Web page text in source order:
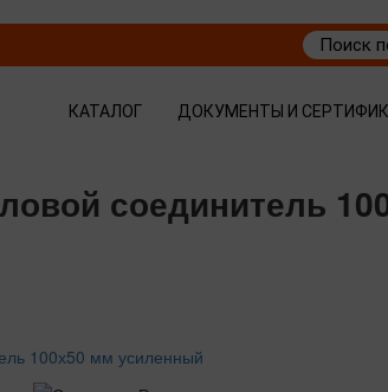
КАТАЛОГ ДОКУМЕНТЫ И
соединитель
100х50 мм усиленный